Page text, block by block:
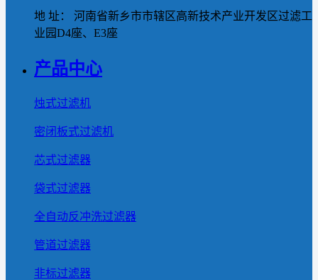
地 址： 河南省新乡市市辖区高新技术产业开发区过滤工
业园D4座、E3座
产品中心
烛式过滤机
密闭板式过滤机
芯式过滤器
袋式过滤器
全自动反冲洗过滤器
管道过滤器
非标过滤器